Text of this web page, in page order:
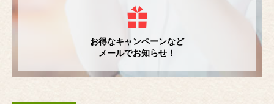
お得なキャンペーンなど
メールでお知らせ！